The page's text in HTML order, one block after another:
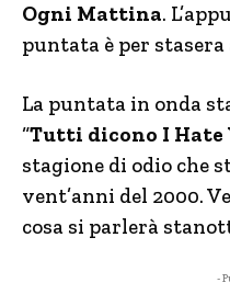
Ogni Mattina.
puntata è per stasera
La puntata in onda
“Tutti dicono I Hate
stagione di odio che
vent’anni del 2000.
cosa si parlerà
-